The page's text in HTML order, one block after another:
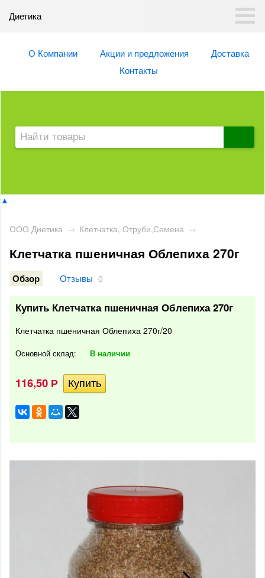
Диетика
О Компании Акции и предложения
Доставка
Контакты
▲
ООО Диетика → Клетчатка, Отруби,Семена →
Клетчатка пшеничная Облепиха 270г
Обзор Отзывы 0
Купить Клетчатка пшеничная Облепиха 270г
Клетчатка пшеничная Облепиха 270г/20
Основной склад: В наличии
116,50 Р